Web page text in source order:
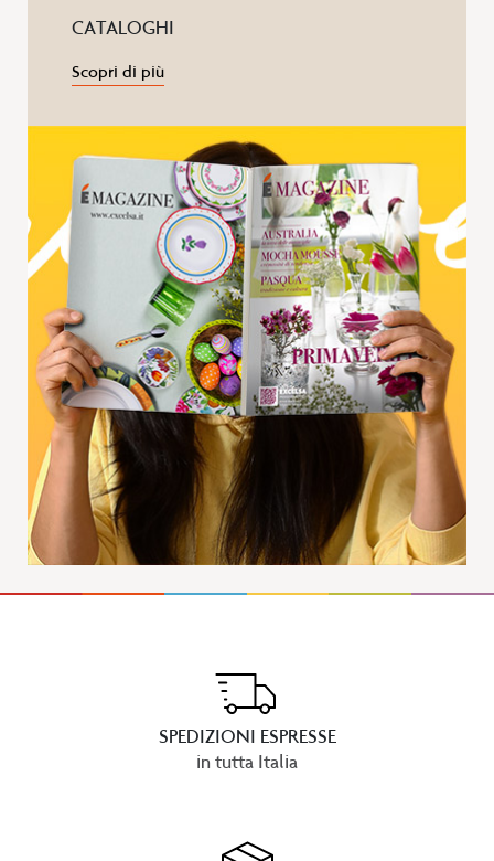
CATALOGHI
Scopri di più
SPEDIZIONI ESPRESSE
in tutta Italia